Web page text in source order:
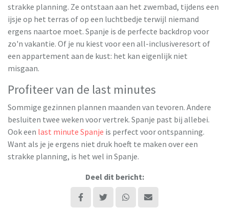
strakke planning. Ze ontstaan aan het zwembad, tijdens een
ijsje op het terras of op een luchtbedje terwijl niemand
ergens naartoe moet. Spanje is de perfecte backdrop voor
zo'n vakantie. Of je nu kiest voor een all-inclusiveresort of
een appartement aan de kust: het kan eigenlijk niet
misgaan.
Profiteer van de last minutes
Sommige gezinnen plannen maanden van tevoren. Andere
besluiten twee weken voor vertrek. Spanje past bij allebei.
Ook een last minute Spanje is perfect voor ontspanning.
Want als je je ergens niet druk hoeft te maken over een
strakke planning, is het wel in Spanje.
Deel dit bericht: